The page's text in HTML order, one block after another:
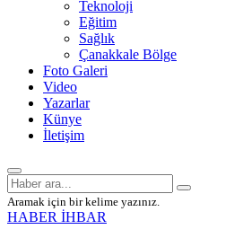
Teknoloji
Eğitim
Sağlık
Çanakkale Bölge
Foto Galeri
Video
Yazarlar
Künye
İletişim
Aramak için bir kelime yazınız.
HABER İHBAR